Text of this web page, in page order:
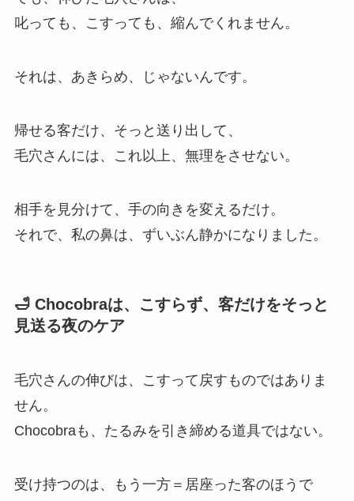
叱っても、こすっても、縮んでくれません。
それは、あきらめ、じゃないんです。
帰せる客だけ、そっと送り出して、
毛穴さんには、これ以上、無理をさせない。
相手を見分けて、手の向きを変えるだけ。
それで、私の鼻は、ずいぶん静かになりました。
🛁 Chocobraは、こすらず、客だけをそっと
見送る夜のケア
毛穴さんの伸びは、こすって戻すものではありま
せん。
Chocobraも、たるみを引き締める道具ではない。
受け持つのは、もう一方＝居座った客のほうで